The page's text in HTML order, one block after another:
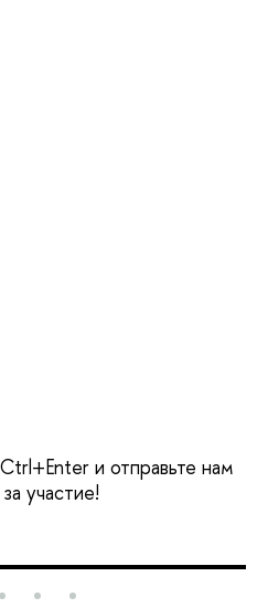
и отправьте нам
участие!